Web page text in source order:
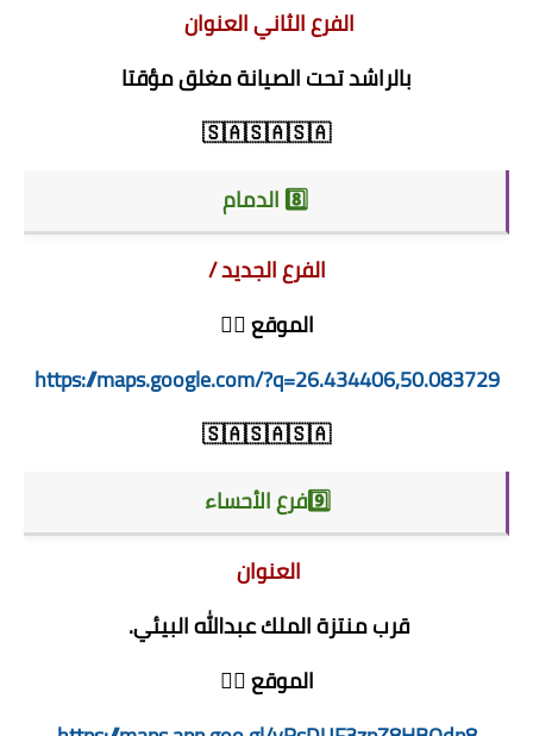
الفرع الثاني العنوان
بالراشد تحت الصيانة مغلق مؤقتا
🇸🇦🇸🇦🇸🇦
8️⃣ الدمام
الفرع الجديد /
الموقع 👇🏻
https://maps.google.com/?q=26.434406,50.083729
🇸🇦🇸🇦🇸🇦
9️⃣فرع الأحساء
العنوان
قرب منتزة الملك عبدالله البيئي.
الموقع 👇🏻